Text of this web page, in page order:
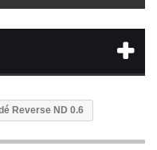
Reverse ND 0.6